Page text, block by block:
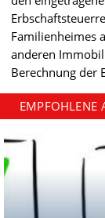
Familienheimes
anderen
Berechnung der
EMPFOHLENE